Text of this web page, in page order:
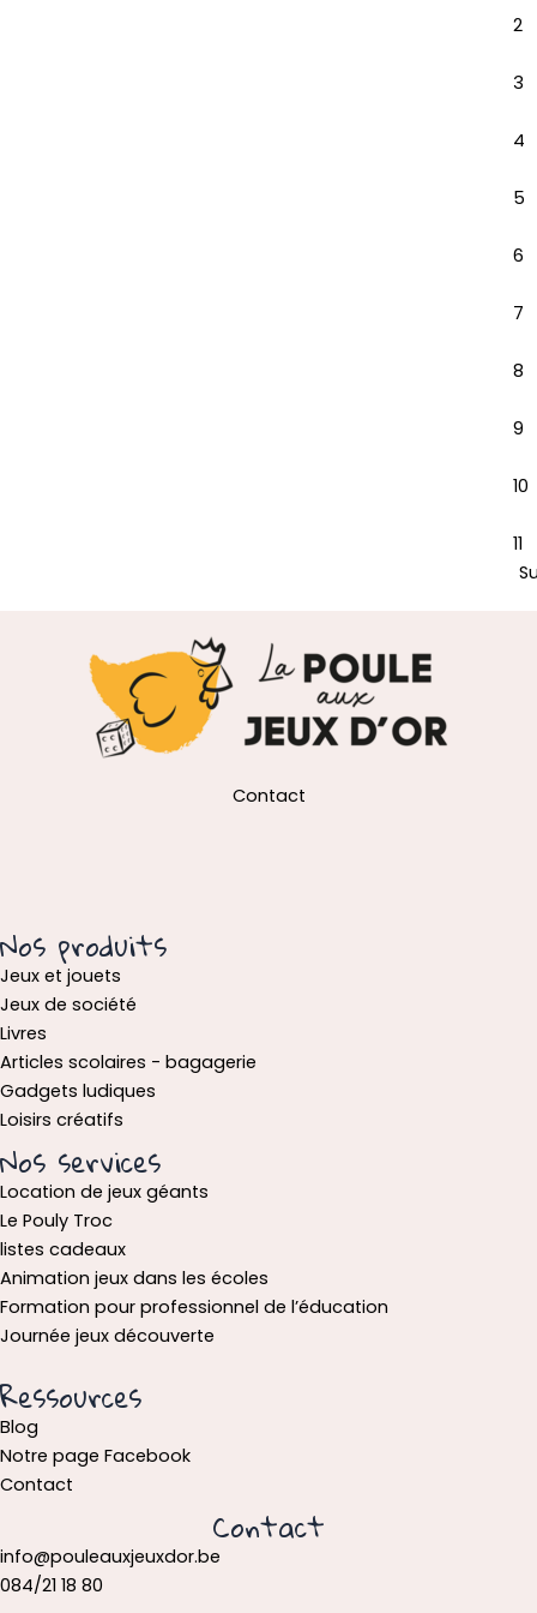
2
3
4
5
6
7
8
9
10
11
Contact
Nos produits
Jeux et jouets
Jeux de société
Livres
Articles scolaires - bagagerie
Gadgets ludiques
Loisirs créatifs
Nos services
Location de jeux géants
Le Pouly Troc
listes cadeaux
Animation jeux dans les écoles
Formation pour professionnel de l’éducation
Journée jeux découverte
Ressources
Blog
Notre page Facebook
Contact
Contact
info@pouleauxjeuxdor.be
084/21 18 80